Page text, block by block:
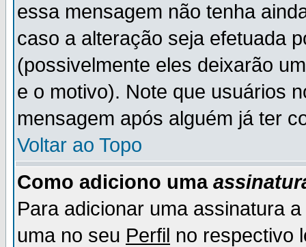
essa mensagem não tenha
caso a alteração seja efetuada
(possivelmente eles deixarão
e o motivo). Note que usuários
mensagem após alguém já ter
Voltar ao Topo
Como adiciono uma
Para adicionar uma assinatura
uma no seu Perfil no respectivo